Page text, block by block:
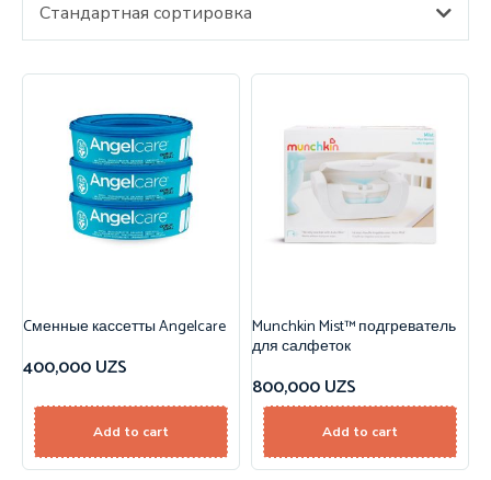
Стандартная сортировка
Cменные кассетты Angelcare
400,000UZS
Add to cart
Munchkin Mist™ подгреватель
для салфеток
800,000UZS
Add to cart